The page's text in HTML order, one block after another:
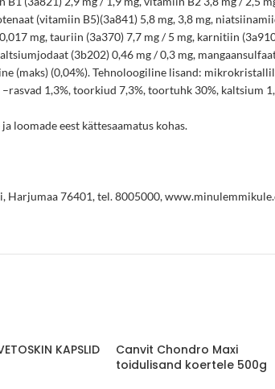
(vitamiin B5)(3a841) 5,8 mg, 3,8 mg,
mg, tauriin (3a370) 7,7 mg / 5 mg, karnitiin
(3b202) 0,46 mg / 0,3 mg,
(maks) (0,04%). Tehnoloogiline lisand:
1,3%, toorkiud 7,3%, toortuhk 30%, kaltsium
loomade eest kättesaamatus kohas.
Harjumaa 76401, tel. 8005000,
KAPSLID
Canvit Chondro Maxi
toidulisand koertele 500g